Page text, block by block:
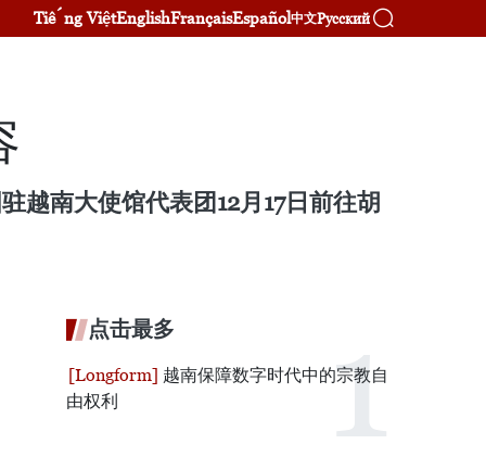
Tiếng ViệtEnglishFrançaisEspañol中文Русский
越南大使馆代表团12月17日前往胡
点击最多
越南保障数字时代中的宗教自
由权利